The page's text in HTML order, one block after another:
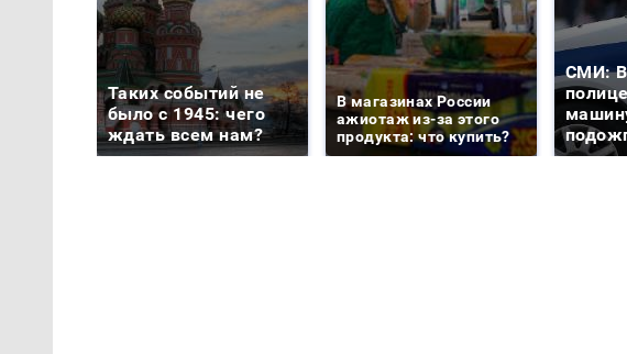
Таких событий не
было с 1945: чего
ждать всем нам?
В магазинах России
ажиотаж из-за этого
продукта: что купить?
СМИ: В